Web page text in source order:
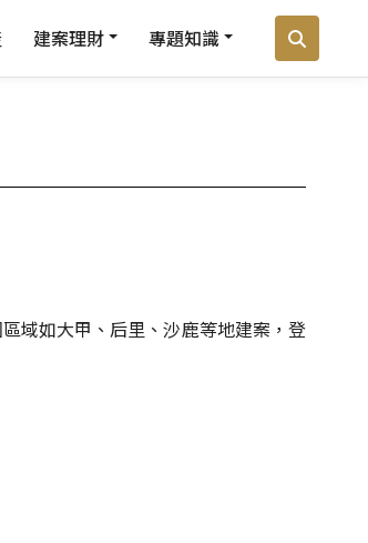
建案理財 專題知識
域如大甲、后里、沙鹿等地建案，登